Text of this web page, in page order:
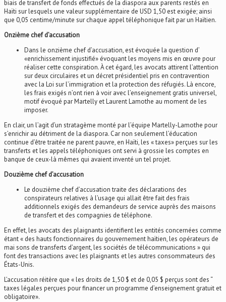
biais de transfert de fonds effectués de la diaspora aux parents restés en
Haïti sur lesquels une valeur supplémentaire de USD 1,50 est exigée; ainsi
que 0,05 centime/minute sur chaque appel téléphonique fait par un Haïtien.
Onzième chef d’accusation
Dans le onzième chef d’accusation, est évoquée la question d’
«enrichissement injustifié» évoquant les moyens mis en œuvre pour
réaliser cette conspiration. À cet égard, les avocats attirent l’attention
sur deux circulaires et un décret présidentiel pris en contravention
avec la Loi sur l’immigration et la protection des réfugiés. Là encore,
les frais exigés n’ont rien à voir avec l’enseignement gratis universel,
motif évoqué par Martelly et Laurent Lamothe au moment de les
imposer.
En clair, un l’agit d’un stratagème monté par l’équipe Martelly-Lamothe pour
s’enrichir au détriment de la diaspora. Car non seulement l’éducation
continue d’être traitée ne parent pauvre, en Haïti, les « taxes» perçues sur les
transferts et les appels téléphoniques ont servi à grossie les comptes en
banque de ceux-là mêmes qui avaient inventé un tel projet.
Douzième chef d’accusation
Le douzième chef d’accusation traite des déclarations des
conspirateurs relatives à l’usage qui allait être fait des frais
additionnels exigés des demandeurs de service auprès des maisons
de transfert et des compagnies de téléphone.
En effet, les avocats des plaignants identifient les entités concernées comme
étant « des hauts fonctionnaires du gouvernement haïtien, les opérateurs de
mai sons de transferts d’argent, les sociétés de télécommunications » qui
font des transactions avec les plaignants et les autres consommateurs des
États-Unis.
L’accusation réitère que « les droits de 1,50 $ et de 0,05 $ perçus sont des “
taxes légales perçues pour financer un programme d’enseignement gratuit et
obligatoire».